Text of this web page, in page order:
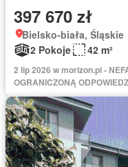
397 670 zł
Bielsko-biała, Śląskie
2 Pokoje
42 m²
2 lip 2026 w morizon.pl -
OGRANICZONĄ